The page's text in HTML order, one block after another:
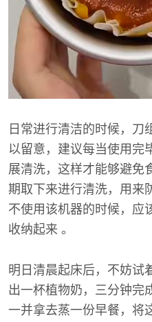
日常进行清洁的时候，刀
以留意，建议每当使用完
展清洗，这样才能够避免
期取下来进行清洗，用来
不使用该机器的时候，应
收纳起来 。
明日清晨起床后，不妨试
出一杯植物奶，三分钟完
一并拿去蒸一份早餐，将